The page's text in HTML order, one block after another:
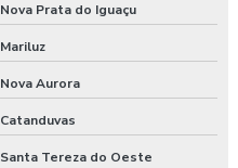
Nova Prata do Iguaçu
Mariluz
Nova Aurora
Catanduvas
Santa Tereza do Oeste